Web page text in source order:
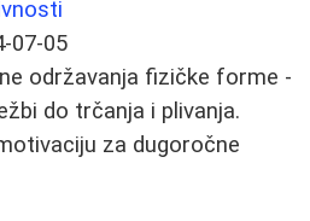
07-05
održavanja fizičke forme -
do trčanja i plivanja.
za dugoročne